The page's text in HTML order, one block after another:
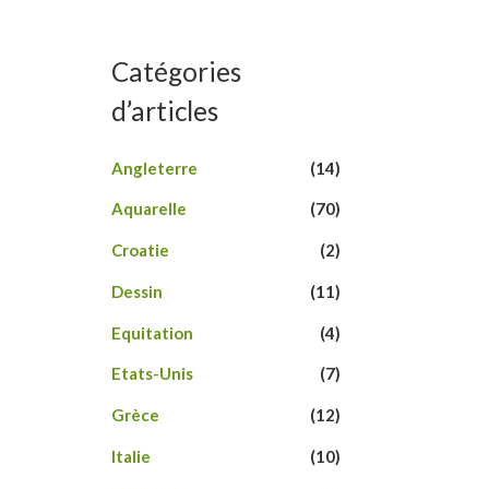
Catégories
d’articles
Angleterre (14)
Aquarelle (70)
Croatie (2)
Dessin (11)
Equitation (4)
Etats-Unis (7)
Grèce (12)
Italie (10)